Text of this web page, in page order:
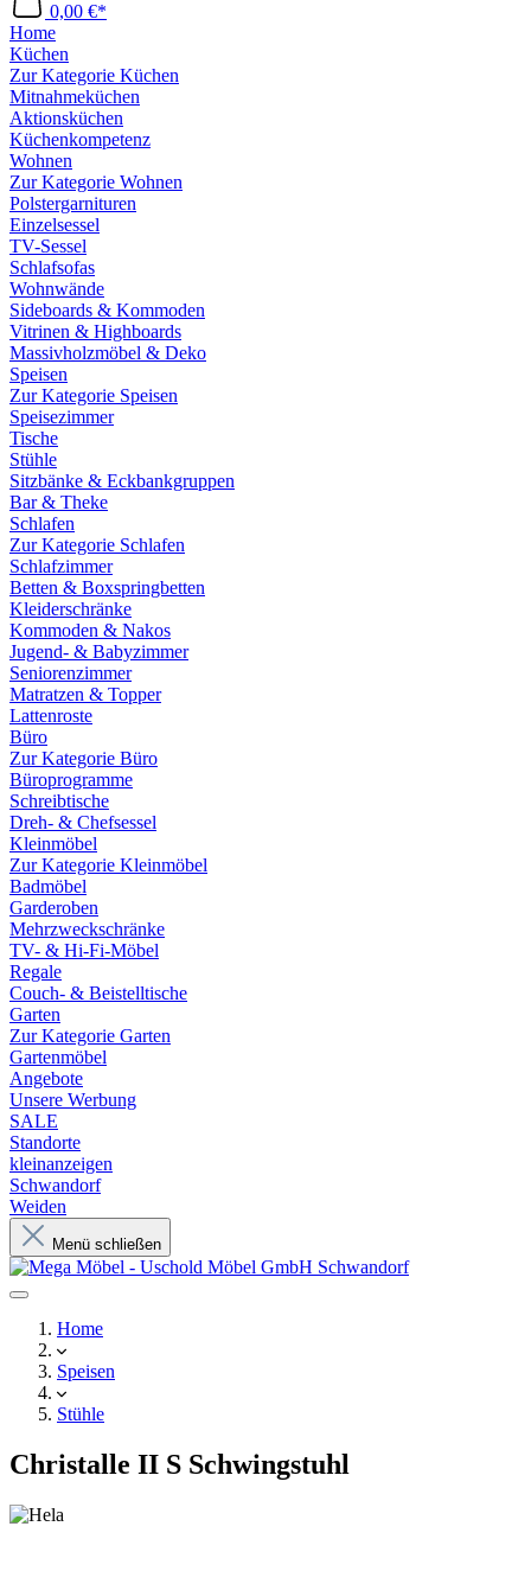
0,00 €*
Home
Küchen
Zur Kategorie Küchen
Mitnahmeküchen
Aktionsküchen
Küchenkompetenz
Wohnen
Zur Kategorie Wohnen
Polstergarnituren
Einzelsessel
TV-Sessel
Schlafsofas
Wohnwände
Sideboards & Kommoden
Vitrinen & Highboards
Massivholzmöbel & Deko
Speisen
Zur Kategorie Speisen
Speisezimmer
Tische
Stühle
Sitzbänke & Eckbankgruppen
Bar & Theke
Schlafen
Zur Kategorie Schlafen
Schlafzimmer
Betten & Boxspringbetten
Kleiderschränke
Kommoden & Nakos
Jugend- & Babyzimmer
Seniorenzimmer
Matratzen & Topper
Lattenroste
Büro
Zur Kategorie Büro
Büroprogramme
Schreibtische
Dreh- & Chefsessel
Kleinmöbel
Zur Kategorie Kleinmöbel
Badmöbel
Garderoben
Mehrzweckschränke
TV- & Hi-Fi-Möbel
Regale
Couch- & Beistelltische
Garten
Zur Kategorie Garten
Gartenmöbel
Angebote
Unsere Werbung
SALE
Standorte
kleinanzeigen
Schwandorf
Weiden
Menü schließen
Home
Speisen
Stühle
Christalle II S Schwingstuhl